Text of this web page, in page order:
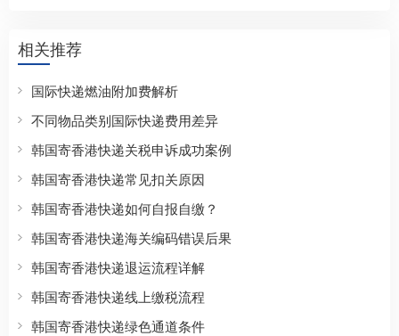
相关推荐
国际快递燃油附加费解析
不同物品类别国际快递费用差异
韩国寄香港快递关税申诉成功案例
韩国寄香港快递常见扣关原因
韩国寄香港快递如何自报自缴？
韩国寄香港快递海关编码错误后果
韩国寄香港快递退运流程详解
韩国寄香港快递线上缴税流程
韩国寄香港快递绿色通道条件